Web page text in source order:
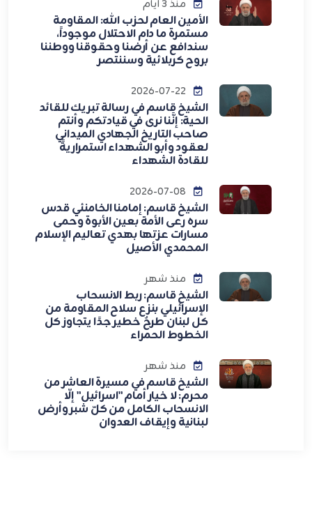
منذ 3 أيام
الأمين العام لحزب الله: المقاومة
مستمرة ما دام الاحتلال موجوداً،
سندافع عن أرضنا وحقوقنا ووطننا
بروح كربلائية وسننتصر
الشيخ قاسم في رسالة تبريك للقائد
الحية: إنَّنا نرى في قيادتكم وأنتم
صاحب التاريخ الجهادي الميداني
لعقود وأبو الشهداء استمراريةً
للقادة الشهداء
الشيخ قاسم: إمامنا الخامنئي قدس
سره رعى الأمة بعين الأبوة وحمى
مسارات عزتها بهدي تعاليم الإسلام
المحمدي الأصيل
منذ شهر
الشيخ قاسم: ربط الانسحاب
الإسرائيلي بنزع سلاح المقاومة من
كل لبنان طرحٌ خطير جدًا يتجاوز كل
الخطوط الحمراء
منذ شهر
الشيخ قاسم في مسيرة العاشر من
محرم: لا خيار أمام "اسرائيل" إلّا
الانسحاب الكامل من كلّ شبر وأرض
لبنانية وإيقاف العدوان